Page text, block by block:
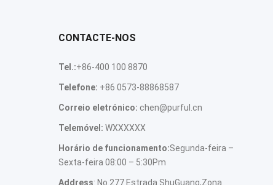
CONTACTE-NOS
Tel.:+86-400 100 8870
Telefone: +86 0573-88868587
Correio eletrónico: chen@purful.cn
Telemóvel: WXXXXXX
Horário de funcionamento:Segunda-feira –
Sexta-feira 08:00 – 5:30Pm
Address: No.277 Estrada ShuGuang,Zona